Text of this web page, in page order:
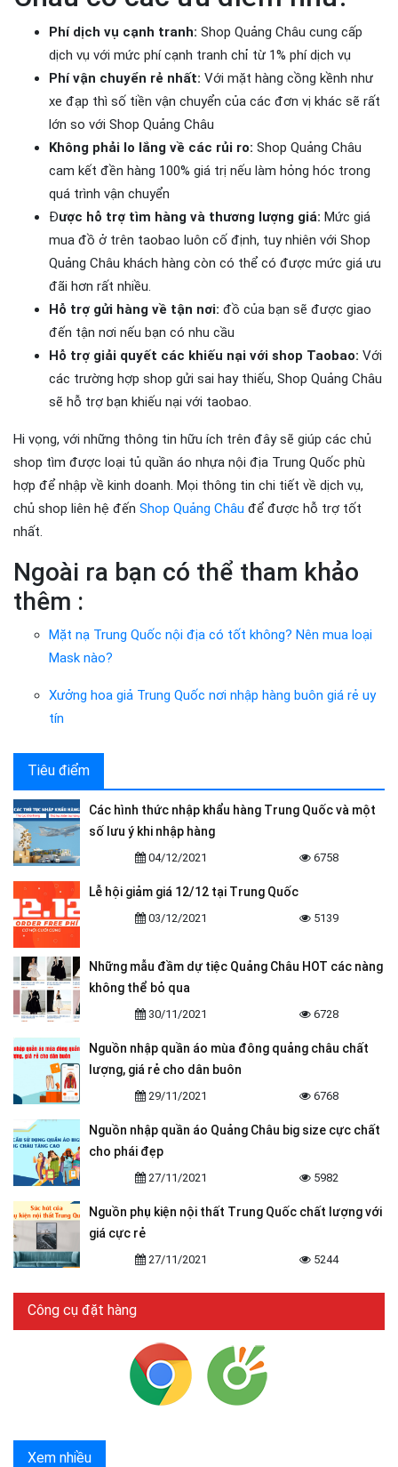
Phí dịch vụ cạnh tranh: Shop Quảng Châu cung cấp
dịch vụ với mức phí cạnh tranh chỉ từ 1% phí dịch vụ
Phí vận chuyển rẻ nhất: Với mặt hàng cồng kềnh như
xe đạp thì số tiền vận chuyển của các đơn vị khác sẽ rất
lớn so với Shop Quảng Châu
Không phải lo lắng về các rủi ro: Shop Quảng Châu
cam kết đền hàng 100% giá trị nếu làm hỏng hóc trong
quá trình vận chuyển
Được hỗ trợ tìm hàng và thương lượng giá: Mức giá
mua đồ ở trên taobao luôn cố định, tuy nhiên với Shop
Quảng Châu khách hàng còn có thể có được mức giá ưu
đãi hơn rất nhiều.
Hỗ trợ gửi hàng về tận nơi: đồ của bạn sẽ được giao
đến tận nơi nếu bạn có nhu cầu
Hỗ trợ giải quyết các khiếu nại với shop Taobao: Với
các trường hợp shop gửi sai hay thiếu, Shop Quảng Châu
sẽ hỗ trợ bạn khiếu nại với taobao.
Hi vọng, với những thông tin hữu ích trên đây sẽ giúp các chủ
shop tìm được loại tủ quần áo nhựa nội địa Trung Quốc phù
hợp để nhập về kinh doanh. Mọi thông tin chi tiết về dịch vụ,
chủ shop liên hệ đến Shop Quảng Châu để được hỗ trợ tốt
nhất.
Ngoài ra bạn có thể tham khảo
thêm :
​​Mặt nạ Trung Quốc nội địa có tốt không? Nên mua loại
Mask nào?
Xưởng hoa giả Trung Quốc nơi nhập hàng buôn giá rẻ uy
tín
Tiêu điểm
Các hình thức nhập khẩu hàng Trung Quốc và một
số lưu ý khi nhập hàng
04/12/2021 6758
Lễ hội giảm giá 12/12 tại Trung Quốc
03/12/2021 5139
Những mẫu đầm dự tiệc Quảng Châu HOT các nàng
không thể bỏ qua
30/11/2021 6728
Nguồn nhập quần áo mùa đông quảng châu chất
lượng, giá rẻ cho dân buôn
29/11/2021 6768
Nguồn nhập quần áo Quảng Châu big size cực chất
cho phái đẹp
27/11/2021 5982
Nguồn phụ kiện nội thất Trung Quốc chất lượng với
giá cực rẻ
27/11/2021 5244
Công cụ đặt hàng
Xem nhiều